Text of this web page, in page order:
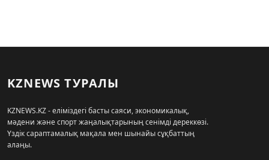
KZNEWS ТУРАЛЫ
KZNEWS.KZ - еліміздегі басты саяси, экономикалық,
мәдени және спорт жаңалықтарының сенімді дереккөзі.
Үздік сараптамалық мақала мен шынайы сұқбаттың
алаңы.